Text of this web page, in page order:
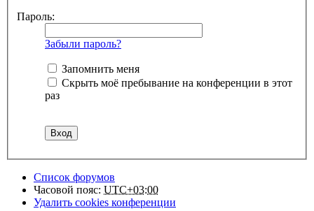
Пароль:
Забыли пароль?
Запомнить меня
Скрыть моё пребывание на конференции в этот
раз
Список форумов
Часовой пояс: UTC+03:00
Удалить cookies конференции